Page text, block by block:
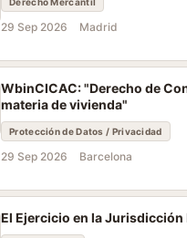
29 Sep 2026 Madrid
WbinCICAC: "Derecho de
materia de vivienda"
Protección de Datos / Privacidad
29 Sep 2026 Barcelona
El Ejercicio en la Jurisdicción